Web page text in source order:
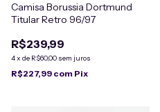
Camisa Borussia Dortmund
Titular Retro 96/97
R$239,99
4x de R$60,00 sem juros
R$227,99 com Pix